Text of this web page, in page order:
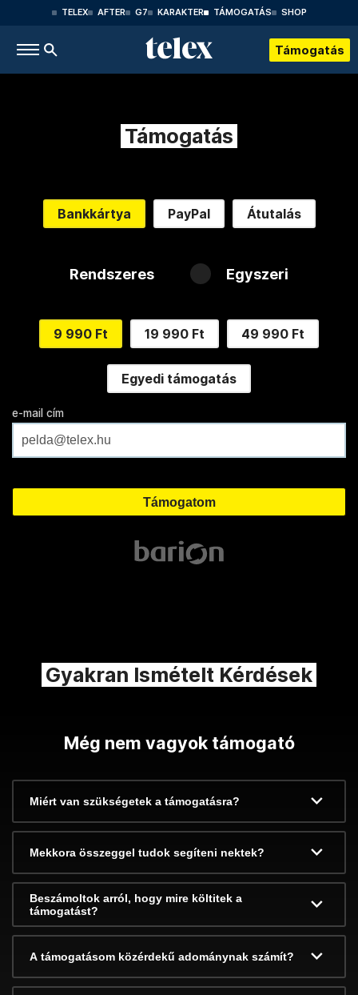
TELEX AFTER G7 KARAKTER TÁMOGATÁS SHOP
Támogatás
Támogatás
Bankkártya PayPal Átutalás
Rendszeres Egyszeri
9 990 Ft 19 990 Ft 49 990 Ft
Egyedi támogatás
e-mail cím
Gyakran Ismételt Kérdések
Még nem vagyok támogató
Miért van szükségetek a támogatásra?
Mekkora összeggel tudok segíteni nektek?
Beszámoltok arról, hogy mire költitek a
támogatást?
A támogatásom közérdekű adománynak számít?